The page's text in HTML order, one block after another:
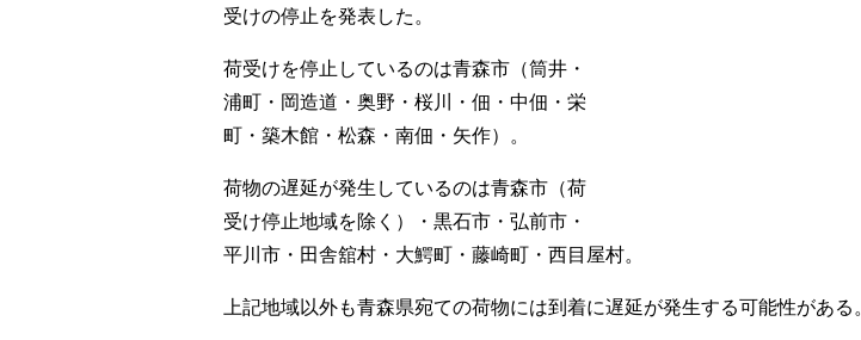
受けの停止を発表した。
荷受けを停止しているのは青森市（筒井・
浦町・岡造道・奥野・桜川・佃・中佃・栄
町・築木館・松森・南佃・矢作）。
荷物の遅延が発生しているのは青森市（荷
受け停止地域を除く）・黒石市・弘前市・
平川市・田舎舘村・大鰐町・藤崎町・西目屋村。
上記地域以外も青森県宛ての荷物には到着に遅延が発生する可能性がある。